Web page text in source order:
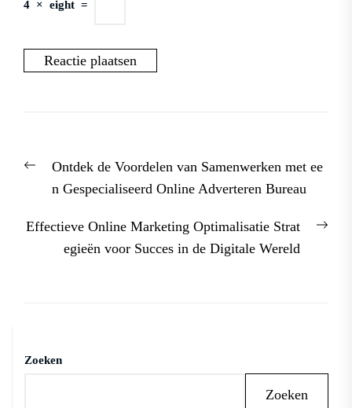
4 × eight =
PreviousOntdek de Voordelen van Samenwerken met ee
n Gespecialiseerd Online Adverteren Bureau
Effectieve Online Marketing Optimalisatie Strat
egieën voor Succes in de Digitale Wereld
Zoeken
Zoeken